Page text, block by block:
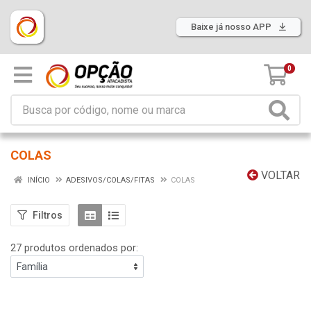
Baixe já nosso APP
0
COLAS
VOLTAR
INÍCIO ADESIVOS/COLAS/FITAS COLAS
Filtros
27 produtos ordenados por: